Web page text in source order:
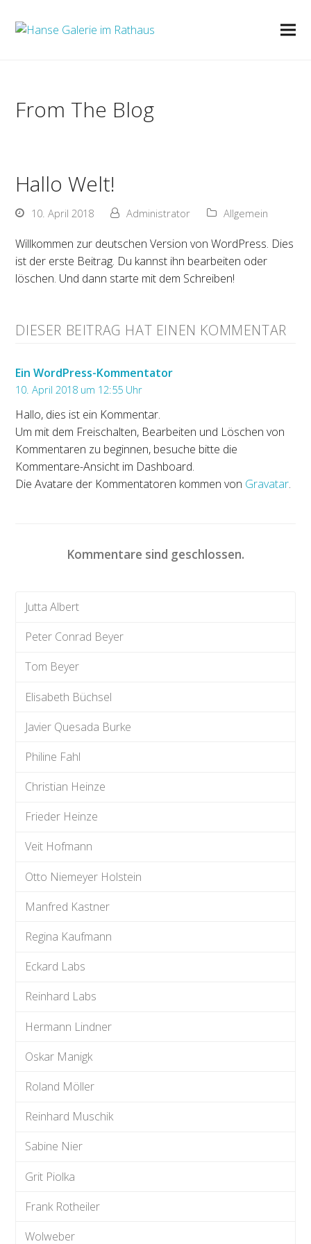
From The Blog
Hallo Welt!
10. April 2018 Administrator Allgemein
Willkommen zur deutschen Version von WordPress. Dies
ist der erste Beitrag. Du kannst ihn bearbeiten oder
löschen. Und dann starte mit dem Schreiben!
DIESER BEITRAG HAT EINEN KOMMENTAR
Ein WordPress-Kommentator
10. April 2018 um 12:55 Uhr
Hallo, dies ist ein Kommentar.
Um mit dem Freischalten, Bearbeiten und Löschen von
Kommentaren zu beginnen, besuche bitte die
Kommentare-Ansicht im Dashboard.
Die Avatare der Kommentatoren kommen von Gravatar.
Kommentare sind geschlossen.
Jutta Albert
Peter Conrad Beyer
Tom Beyer
Elisabeth Büchsel
Javier Quesada Burke
Philine Fahl
Christian Heinze
Frieder Heinze
Veit Hofmann
Otto Niemeyer Holstein
Manfred Kastner
Regina Kaufmann
Eckard Labs
Reinhard Labs
Hermann Lindner
Oskar Manigk
Roland Möller
Reinhard Muschik
Sabine Nier
Grit Piolka
Frank Rotheiler
Wolweber